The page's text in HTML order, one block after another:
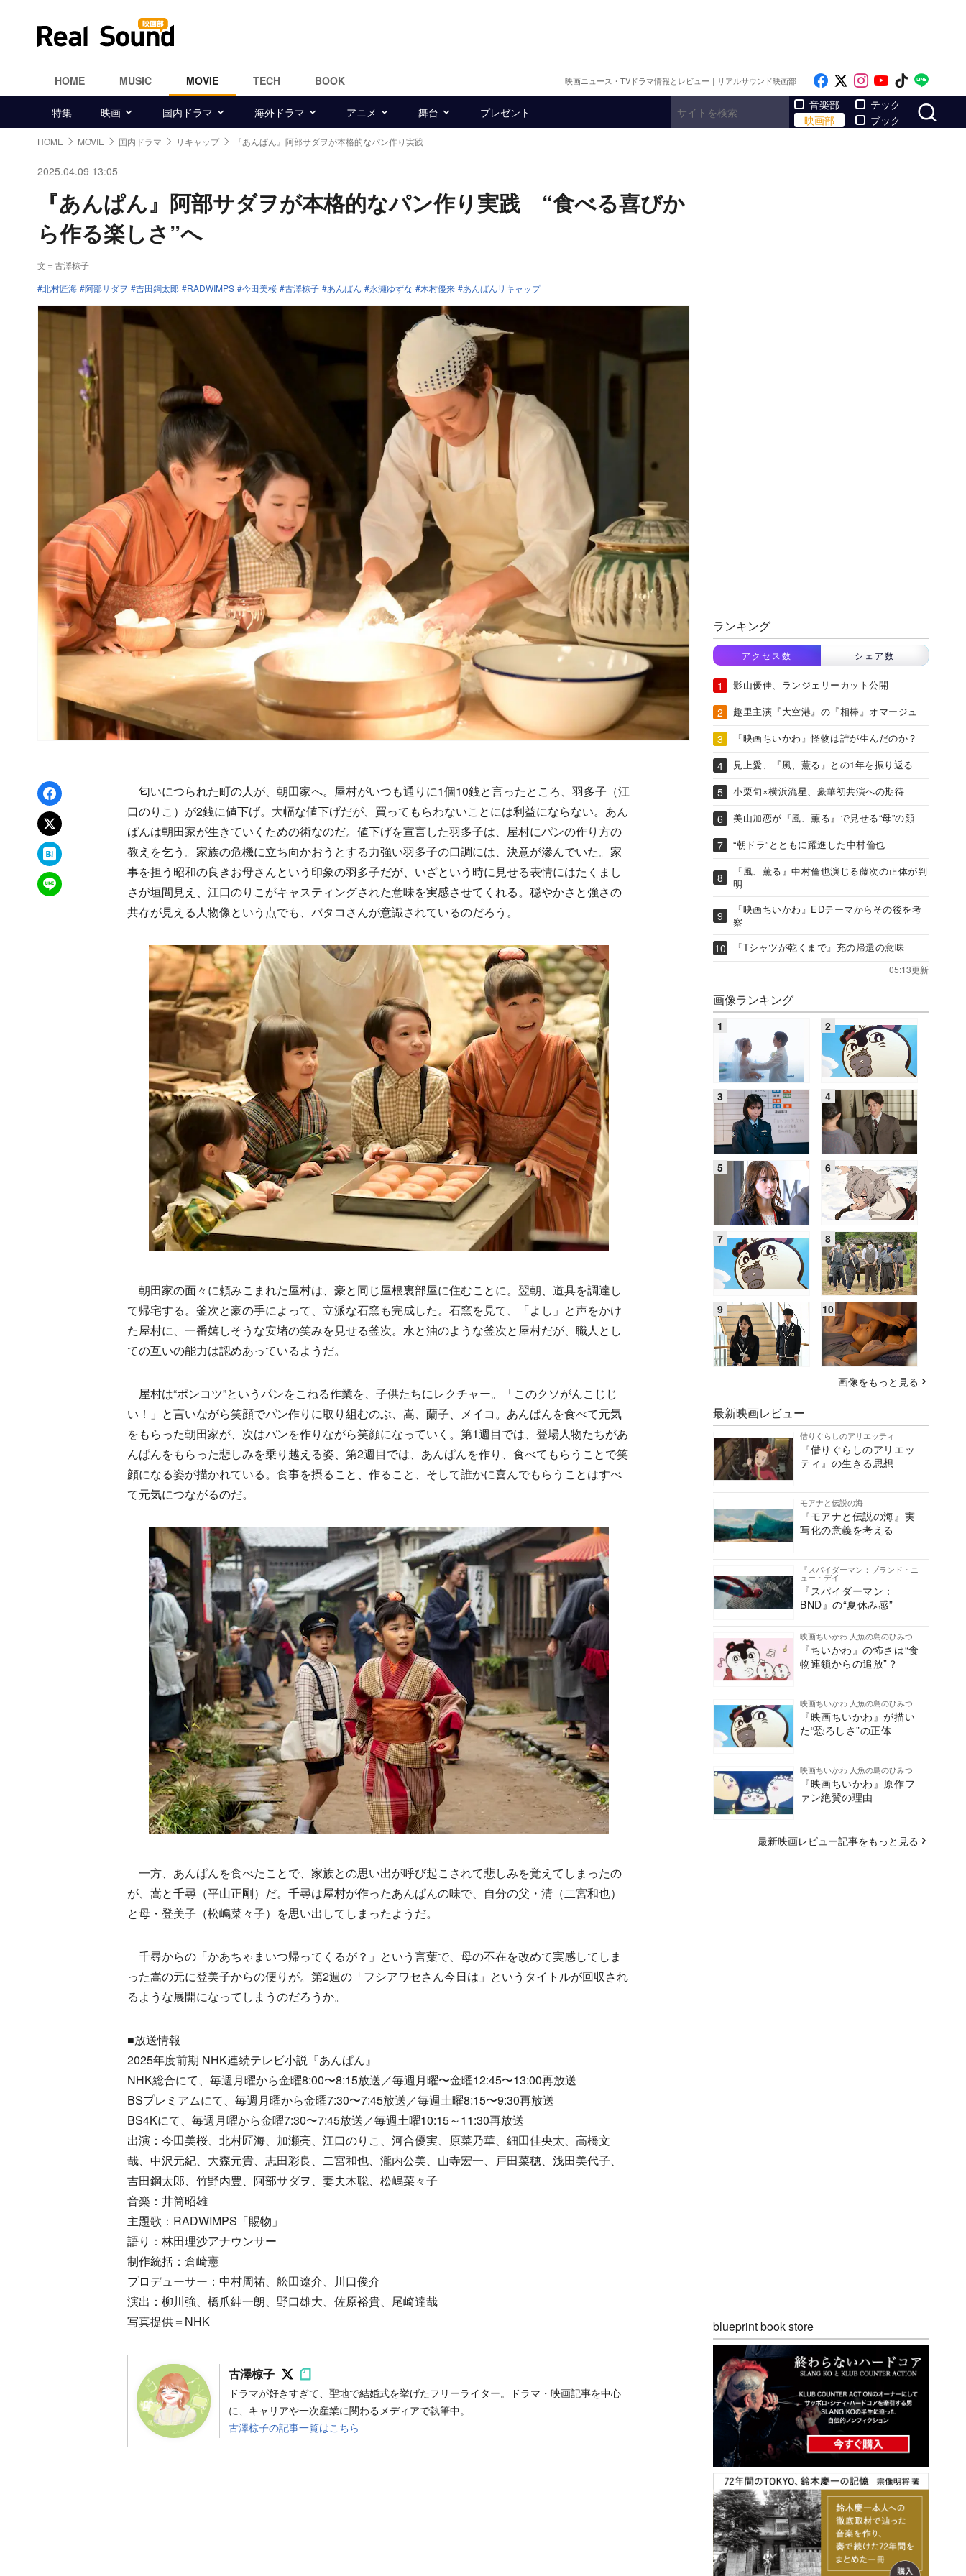
HOME MUSIC MOVIE TECH BOOK 映画ニュース・TVドラマ情報とレビュー｜リアルサウンド映画部 Like on Facebook
Follow on x
Follow on
Follow on
Follow
特集 映画 国内ドラマ 海外ドラマ アニメ 舞台 プレゼント
音楽部
映画部
テック
ブック
HOME MOVIE 国内ドラマ リキャップ 『あんぱん』阿部サダヲが本格的なパン作り実践
2025.04.09 13:05
『あんぱん』阿部サダヲが本格的なパン作り実践 “食べる喜びか
ら作る楽しさ”へ
文＝古澤椋子
北村匠海
阿部サダヲ 吉田鋼太郎 RADWIMPS 今田美桜 古澤椋子 あんぱん 永瀬ゆずな 木村優来 あんぱんリキャップ
Facebookでシェア
xでポスト
はてなブックマーク
LINEで送る
匂いにつられた町の人が、朝田家へ。屋村がいつも通りに1個10銭と言ったところ、羽多子（江
口のりこ）が2銭に値下げ。大幅な値下げだが、買ってもらわないことには利益にならない。あん
ぱんは朝田家が生きていくための術なのだ。値下げを宣言した羽多子は、屋村にパンの作り方の
教えを乞う。家族の危機に立ち向かおうとする力強い羽多子の口調には、決意が滲んでいた。家
事を担う昭和の良きお母さんという印象の羽多子だが、いざという時に見せる表情にはたくまし
さが垣間見え、江口のりこがキャスティングされた意味を実感させてくれる。穏やかさと強さの
共存が見える人物像という点でも、バタコさんが意識されているのだろう。
朝田家の面々に頼みこまれた屋村は、豪と同じ屋根裏部屋に住むことに。翌朝、道具を調達し
て帰宅する。釜次と豪の手によって、立派な石窯も完成した。石窯を見て、「よし」と声をかけ
た屋村に、一番嬉しそうな安堵の笑みを見せる釜次。水と油のような釜次と屋村だが、職人とし
ての互いの能力は認めあっているようだ。
屋村は“ポンコツ”というパンをこねる作業を、子供たちにレクチャー。「このクソがんこじじ
い！」と言いながら笑顔でパン作りに取り組むのぶ、嵩、蘭子、メイコ。あんぱんを食べて元気
をもらった朝田家が、次はパンを作りながら笑顔になっていく。第1週目では、登場人物たちがあ
んぱんをもらった悲しみを乗り越える姿、第2週目では、あんぱんを作り、食べてもらうことで笑
顔になる姿が描かれている。食事を摂ること、作ること、そして誰かに喜んでもらうことはすべ
て元気につながるのだ。
一方、あんぱんを食べたことで、家族との思い出が呼び起こされて悲しみを覚えてしまったの
が、嵩と千尋（平山正剛）だ。千尋は屋村が作ったあんぱんの味で、自分の父・清（二宮和也）
と母・登美子（松嶋菜々子）を思い出してしまったようだ。
千尋からの「かあちゃまいつ帰ってくるが？」という言葉で、母の不在を改めて実感してしま
った嵩の元に登美子からの便りが。第2週の「フシアワセさん今日は」というタイトルが回収され
るような展開になってしまうのだろうか。
■放送情報
2025年度前期 NHK連続テレビ小説『あんぱん』
NHK総合にて、毎週月曜から金曜8:00〜8:15放送／毎週月曜〜金曜12:45〜13:00再放送
BSプレミアムにて、毎週月曜から金曜7:30〜7:45放送／毎週土曜8:15〜9:30再放送
BS4Kにて、毎週月曜から金曜7:30〜7:45放送／毎週土曜10:15～11:30再放送
出演：今田美桜、北村匠海、加瀬亮、江口のりこ、河合優実、原菜乃華、細田佳央太、高橋文
哉、中沢元紀、大森元貴、志田彩良、二宮和也、瀧内公美、山寺宏一、戸田菜穂、浅田美代子、
吉田鋼太郎、竹野内豊、阿部サダヲ、妻夫木聡、松嶋菜々子
音楽：井筒昭雄
主題歌：RADWIMPS「賜物」
語り：林田理沙アナウンサー
制作統括：倉崎憲
プロデューサー：中村周祐、舩田遼介、川口俊介
演出：柳川強、橋爪紳一朗、野口雄大、佐原裕貴、尾崎達哉
写真提供＝NHK
古澤椋子 Follow on SNS
Follow on SNS
ドラマが好きすぎて、聖地で結婚式を挙げたフリーライター。ドラマ・映画記事を中心
に、キャリアや一次産業に関わるメディアで執筆中。
古澤椋子の記事一覧はこちら
ランキング
アクセス数 シェア数
影山優佳、ランジェリーカット公開
趣里主演『大空港』の『相棒』オマージュ
『映画ちいかわ』怪物は誰が生んだのか？
見上愛、『風、薫る』との1年を振り返る
小栗旬×横浜流星、豪華初共演への期待
美山加恋が『風、薫る』で見せる“母”の顔
“朝ドラ”とともに躍進した中村倫也
『風、薫る』中村倫也演じる藤次の正体が判
明
『映画ちいかわ』EDテーマからその後を考
察
『Tシャツが乾くまで』充の帰還の意味
05:13更新
画像ランキング
画像をもっと見る
最新映画レビュー
借りぐらしのアリエッティ
『借りぐらしのアリエッ
ティ』の生きる思想
モアナと伝説の海
『モアナと伝説の海』実
写化の意義を考える
『スパイダーマン：ブランド・ニ
ュー・デイ
『スパイダーマン：
BND』の“夏休み感”
映画ちいかわ 人魚の島のひみつ
『ちいかわ』の怖さは“食
物連鎖からの追放”？
映画ちいかわ 人魚の島のひみつ
『映画ちいかわ』が描い
た“恐ろしさ”の正体
映画ちいかわ 人魚の島のひみつ
『映画ちいかわ』原作フ
ァン絶賛の理由
最新映画レビュー記事をもっと見る
blueprint book store